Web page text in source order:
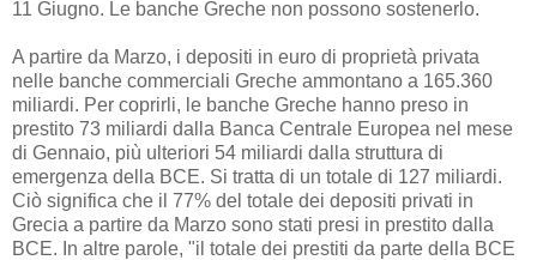
11 Giugno. Le banche Greche non possono sostenerlo.
A partire da Marzo, i depositi in euro di proprietà privata
nelle banche commerciali Greche ammontano a 165.360
miliardi. Per coprirli, le banche Greche hanno preso in
prestito 73 miliardi dalla Banca Centrale Europea nel mese
di Gennaio, più ulteriori 54 miliardi dalla struttura di
emergenza della BCE. Si tratta di un totale di 127 miliardi.
Ciò significa che il 77% del totale dei depositi privati in
Grecia a partire da Marzo sono stati presi in prestito dalla
BCE. In altre parole, "il totale dei prestiti da parte della BCE